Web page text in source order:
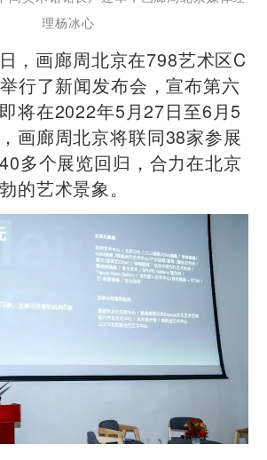
理杨冰心
，画廊周北京在798艺术区C
行了新闻发布会，宣布第六
将在2022年5月27日至6月5
画廊周北京将联同38家参展
多个展览回归，合力在北京
的艺术景象。